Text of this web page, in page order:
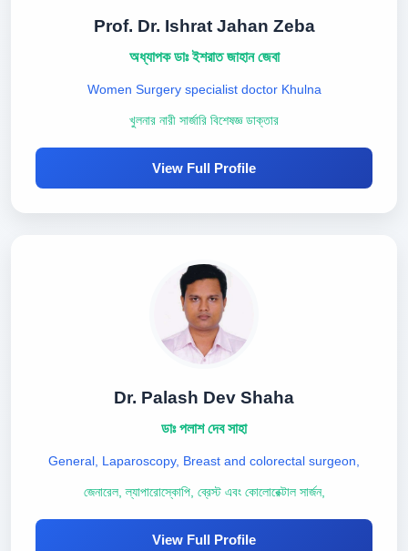
Prof. Dr. Ishrat Jahan Zeba
অধ্যাপক ডাঃ ইশরাত জাহান জেবা
Women Surgery specialist doctor Khulna
খুলনার নারী সার্জারি বিশেষজ্ঞ ডাক্তার
View Full Profile
Dr. Palash Dev Shaha
ডাঃ পলাশ দেব সাহা
General, Laparoscopy, Breast and colorectal surgeon,
জেনারেল, ল্যাপারোস্কোপি, ব্রেস্ট এবং কোলোরেক্টাল সার্জন,
View Full Profile